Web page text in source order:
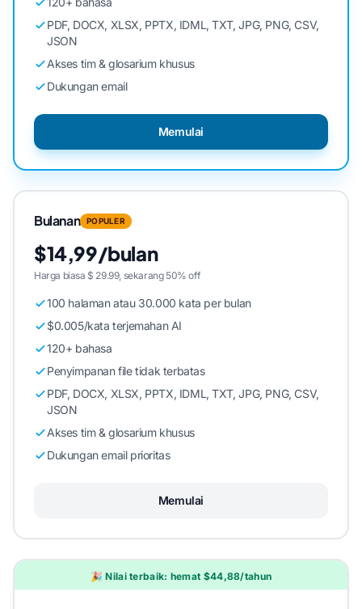
PDF, DOCX, XLSX, PPTX, IDML, TXT, JPG, PNG, CSV,
JSON
Akses tim & glosarium khusus
Dukungan email
Memulai
Bulanan POPULER
$14,99/bulan
Harga biasa $ 29.99, sekarang 50% off
100 halaman atau 30.000 kata per bulan
$0.005/kata terjemahan AI
120+ bahasa
Penyimpanan file tidak terbatas
PDF, DOCX, XLSX, PPTX, IDML, TXT, JPG, PNG, CSV,
JSON
Akses tim & glosarium khusus
Dukungan email prioritas
Memulai
🎉 Nilai terbaik: hemat $44,88/tahun